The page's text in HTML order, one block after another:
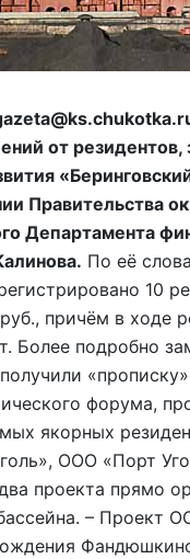
от
Правительства
Департамента
По её
10
причём в ходе
Более подробно
форума,
якорных
ООО «Порт
проекта прямо
– Проект